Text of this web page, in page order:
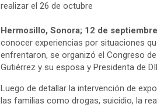
realizar el 26 de octubre
Hermosillo, Sonora; 12 de
conocer experiencias por situaciones
enfrentaron, se organizó el Congreso
Gutiérrez y su esposa y Presidenta de
Luego de detallar la intervención de
las familias como drogas, suicidio, la